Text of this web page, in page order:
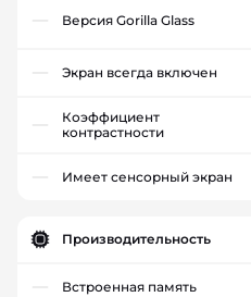
Версия Gorilla Glass
Экран всегда включен
Коэффициент
контрастности
Имеет сенсорный экран
Производительность
Встроенная память